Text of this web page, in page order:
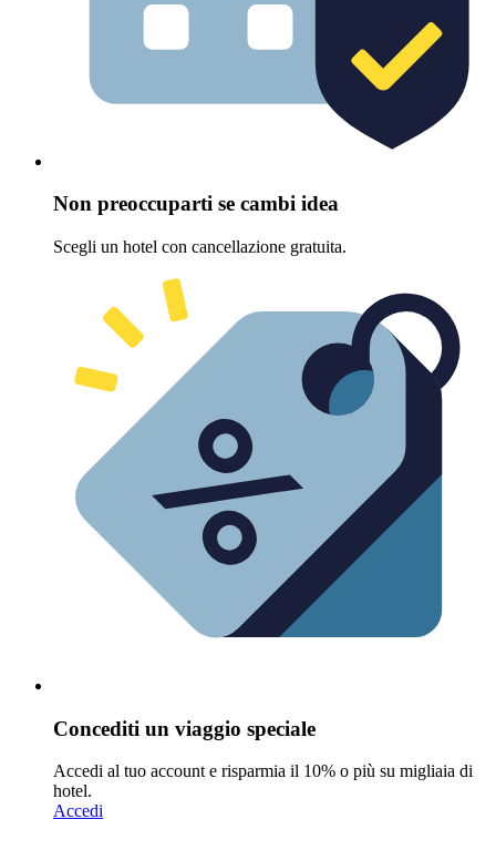
Non preoccuparti se cambi idea
Scegli un hotel con cancellazione gratuita.
Concediti un viaggio speciale
Accedi al tuo account e risparmia il 10% o più su migliaia di
hotel.
Accedi